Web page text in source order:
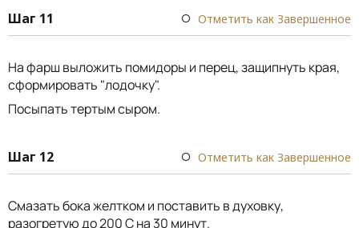
Шаг 11 Отметить как Завершенное
На фарш выложить помидоры и перец, защипнуть края,
сформировать "лодочку".
Посыпать тертым сыром.
Шаг 12 Отметить как Завершенное
Смазать бока желтком и поставить в духовку,
разогретую до 200 С на 30 минут.